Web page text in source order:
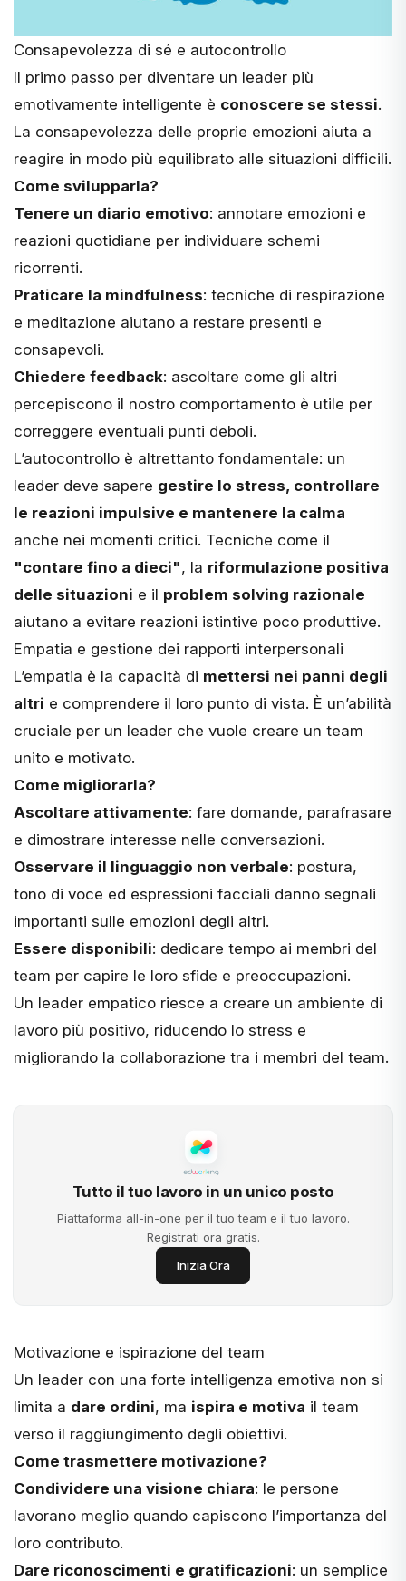
Consapevolezza di sé e autocontrollo
Il primo passo per diventare un leader più
emotivamente intelligente è conoscere se stessi.
La consapevolezza delle proprie emozioni aiuta a
reagire in modo più equilibrato alle situazioni difficili.
Come svilupparla?
Tenere un diario emotivo: annotare emozioni e
reazioni quotidiane per individuare schemi
ricorrenti.
Praticare la mindfulness: tecniche di respirazione
e meditazione aiutano a restare presenti e
consapevoli.
Chiedere feedback: ascoltare come gli altri
percepiscono il nostro comportamento è utile per
correggere eventuali punti deboli.
L’autocontrollo è altrettanto fondamentale: un
leader deve sapere gestire lo stress, controllare
le reazioni impulsive e mantenere la calma
anche nei momenti critici. Tecniche come il
"contare fino a dieci", la riformulazione positiva
delle situazioni e il problem solving razionale
aiutano a evitare reazioni istintive poco produttive.
Empatia e gestione dei rapporti interpersonali
L’empatia è la capacità di mettersi nei panni degli
altri e comprendere il loro punto di vista. È un’abilità
cruciale per un leader che vuole creare un team
unito e motivato.
Come migliorarla?
Ascoltare attivamente: fare domande, parafrasare
e dimostrare interesse nelle conversazioni.
Osservare il linguaggio non verbale: postura,
tono di voce ed espressioni facciali danno segnali
importanti sulle emozioni degli altri.
Essere disponibili: dedicare tempo ai membri del
team per capire le loro sfide e preoccupazioni.
Un leader empatico riesce a creare un ambiente di
lavoro più positivo, riducendo lo stress e
migliorando la collaborazione tra i membri del team.
Tutto il tuo lavoro in un unico posto
Piattaforma all-in-one per il tuo team e il tuo lavoro.
Registrati ora gratis.
Inizia Ora
Motivazione e ispirazione del team
Un leader con una forte intelligenza emotiva non si
limita a dare ordini, ma ispira e motiva il team
verso il raggiungimento degli obiettivi.
Come trasmettere motivazione?
Condividere una visione chiara: le persone
lavorano meglio quando capiscono l’importanza del
loro contributo.
Dare riconoscimenti e gratificazioni: un semplice